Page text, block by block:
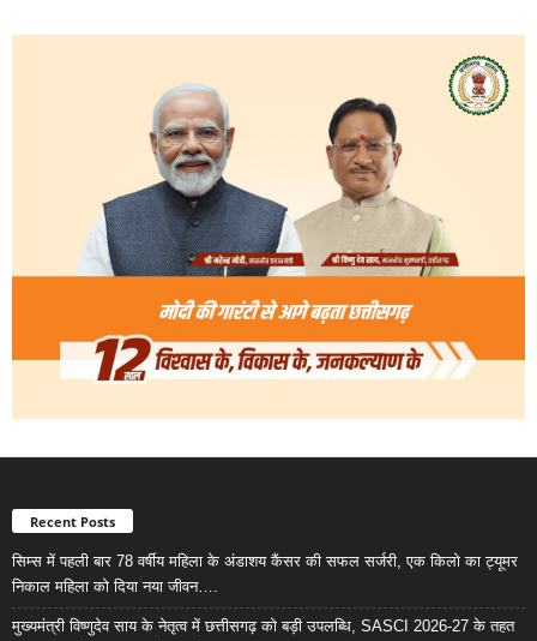
Recent Posts
सिम्स में पहली बार 78 वर्षीय महिला के अंडाशय कैंसर की सफल सर्जरी, एक किलो का ट्यूमर
निकाल महिला को दिया नया जीवन….
मुख्यमंत्री विष्णुदेव साय के नेतृत्व में छत्तीसगढ़ को बड़ी उपलब्धि, SASCI 2026-27 के तहत